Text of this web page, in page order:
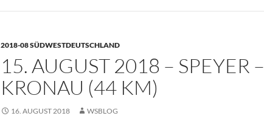
Kronau
(68
2018-08 SÜDWESTDEUTSCHLAND
15. AUGUST 2018 – SPEYER –
KRONAU (44 KM)
16. AUGUST 2018 WSBLOG